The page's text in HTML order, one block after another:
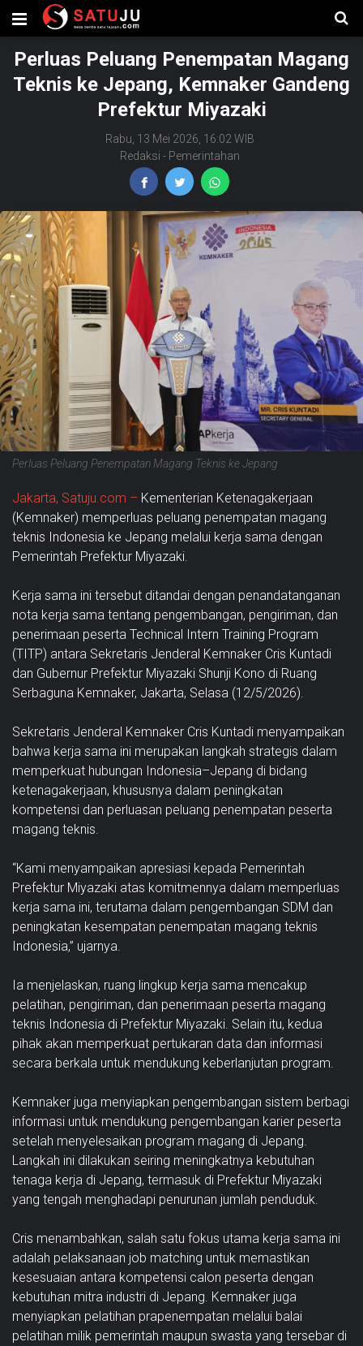
Perluas Peluang Penempatan Magang
Teknis ke Jepang, Kemnaker Gandeng
Prefektur Miyazaki
Rabu, 13 Mei 2026, 16:02 WIB
Redaksi - Pemerintahan
Perluas Peluang Penempatan Magang Teknis ke Jepang
Jakarta, Satuju.com – Kementerian Ketenagakerjaan
(Kemnaker) memperluas peluang penempatan magang
teknis Indonesia ke Jepang melalui kerja sama dengan
Pemerintah Prefektur Miyazaki.
Kerja sama ini tersebut ditandai dengan penandatanganan
nota kerja sama tentang pengembangan, pengiriman, dan
penerimaan peserta Technical Intern Training Program
(TITP) antara Sekretaris Jenderal Kemnaker Cris Kuntadi
dan Gubernur Prefektur Miyazaki Shunji Kono di Ruang
Serbaguna Kemnaker, Jakarta, Selasa (12/5/2026).
Sekretaris Jenderal Kemnaker Cris Kuntadi menyampaikan
bahwa kerja sama ini merupakan langkah strategis dalam
memperkuat hubungan Indonesia–Jepang di bidang
ketenagakerjaan, khususnya dalam peningkatan
kompetensi dan perluasan peluang penempatan peserta
magang teknis.
“Kami menyampaikan apresiasi kepada Pemerintah
Prefektur Miyazaki atas komitmennya dalam memperluas
kerja sama ini, terutama dalam pengembangan SDM dan
peningkatan kesempatan penempatan magang teknis
Indonesia,” ujarnya.
Ia menjelaskan, ruang lingkup kerja sama mencakup
pelatihan, pengiriman, dan penerimaan peserta magang
teknis Indonesia di Prefektur Miyazaki. Selain itu, kedua
pihak akan memperkuat pertukaran data dan informasi
secara berkala untuk mendukung keberlanjutan program.
Kemnaker juga menyiapkan pengembangan sistem berbagi
informasi untuk mendukung pengembangan karier peserta
setelah menyelesaikan program magang di Jepang.
Langkah ini dilakukan seiring meningkatnya kebutuhan
tenaga kerja di Jepang, termasuk di Prefektur Miyazaki
yang tengah menghadapi penurunan jumlah penduduk.
Cris menambahkan, salah satu fokus utama kerja sama ini
adalah pelaksanaan job matching untuk memastikan
kesesuaian antara kompetensi calon peserta dengan
kebutuhan mitra industri di Jepang. Kemnaker juga
menyiapkan pelatihan prapenempatan melalui balai
pelatihan milik pemerintah maupun swasta yang tersebar di